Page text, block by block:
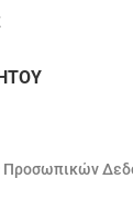
Προσωπικών